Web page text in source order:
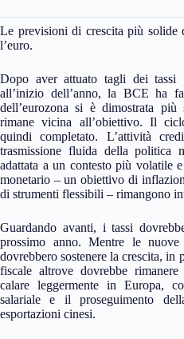
Le previsioni di crescita più solide
l’euro.
Dopo aver attuato tagli dei
all’inizio dell’anno, la BCE ha
dell’eurozona si è dimostrata
rimane vicina all’obiettivo. Il
quindi completato. L’attività
trasmissione fluida della politica
adattata a un contesto più volatile
monetario – un obiettivo di
di strumenti flessibili – rimangono
Guardando avanti, i tassi
prossimo anno. Mentre le
dovrebbero sostenere la crescita, in
fiscale altrove dovrebbe
calare leggermente in Europa,
salariale e il proseguimento
esportazioni cinesi.